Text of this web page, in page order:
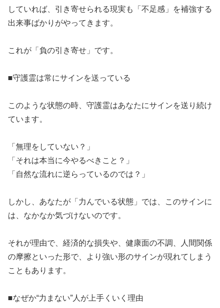
していれば、引き寄せられる現実も「不足感」を補強する
出来事ばかりがやってきます。
​これが「負の引き寄せ」です。
​■守護霊は常にサインを送っている
​このような状態の時、守護霊はあなたにサインを送り続け
ています。
​「無理をしていない？」
​「それは本当に今やるべきこと？」
​「自然な流れに逆らっているのでは？」
​しかし、あなたが「力んでいる状態」では、このサインに
は、なかなか気づけないのです。
​それが理由で、経済的な損失や、健康面の不調、人間関係
の摩擦といった形で、より強い形のサインが現れてしまう
こともあります。
​■なぜか“力まない”人が上手くいく理由